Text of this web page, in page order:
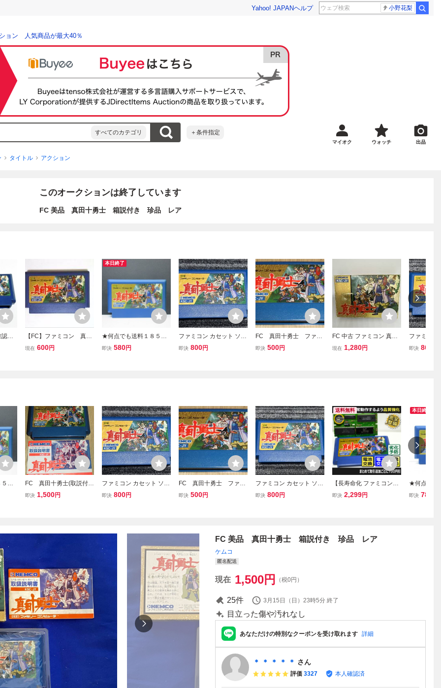
Yahoo! JAPANヘルプ 小野花梨
ョン 人気商品が最大40％
すべてのカテゴリ ＋条件指定
マイオク ウォッチ 出品
タイトル アクション
このオークションは終了しています
FC 美品 真田十勇士 箱説付き 珍品 レア
認
【FC】ファミコン 真田
十勇士
現在 600円
本日終了
★何点でも送料１８５円
★ 真田十勇士 ファミコン
即決 580円
ファミコン カセット ソフ
ト 真田十勇士 FC （3）
即決 800円
FC 真田十勇士 ファミ
コンソフト ケムコ
即決 500円
FC 中古 ファミコン 真田
十勇士
現在 1,280円
ファミコン
ト 真田十
即決 800
円
FC 真田十勇士(取説付
き) ファミコンソフト
即決 1,500円
ファミコン カセット ソフ
ト 真田十勇士 FC （3）
即決 800円
FC 真田十勇士 ファミ
コンソフト ケムコ
即決 500円
ファミコン カセット ソフ
ト 真田十勇士 FC （2）
即決 800円
送料無料
【長寿命化 ファミコン】
真田十勇士（分解整備で
即決 2,299円
本日終了
★何点でも
★ 真田十勇
即決 780
FC 美品 真田十勇士 箱説付き 珍品 レア
ケムコ
匿名配送
現在 1,500円 （税0円）
25件 3月15日（日）23時5分 終了
目立った傷や汚れなし
あなただけの特別なクーポンを受け取れます 詳細
＊ ＊ ＊ ＊ ＊ さん
評価 3327 本人確認済